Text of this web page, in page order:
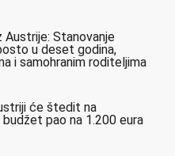
Austrije: Stanovanje
u deset godina,
i samohranim roditeljima
će štedit na
pao na 1.200 eura